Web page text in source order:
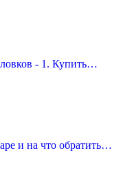
- 1. Купить…
и на что обратить…